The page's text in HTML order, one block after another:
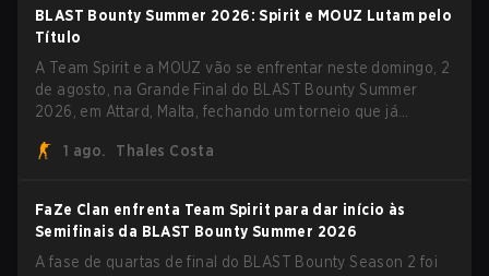
BLAST Bounty Summer 2026: Spirit e MOUZ Lutam pelo
Título
A Team Spirit e a MOUZ vão se enfrentar neste domingo, 2
de agosto, na Grande Final do BLAST Bounty Summer
2026, em Attard, Malta, fechando um torneio que já
1 ago.
Thales Costa
FaZe Clan enfrenta Team Spirit para dar início às
Semifinais da BLAST Bounty Summer 2026
A fase de quartas de final do BLAST Bounty Season 2 foi